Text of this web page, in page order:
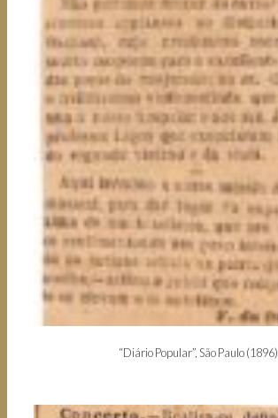
“Diário Popular”, São Paulo (1896)